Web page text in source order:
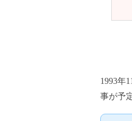
1993年
事が予